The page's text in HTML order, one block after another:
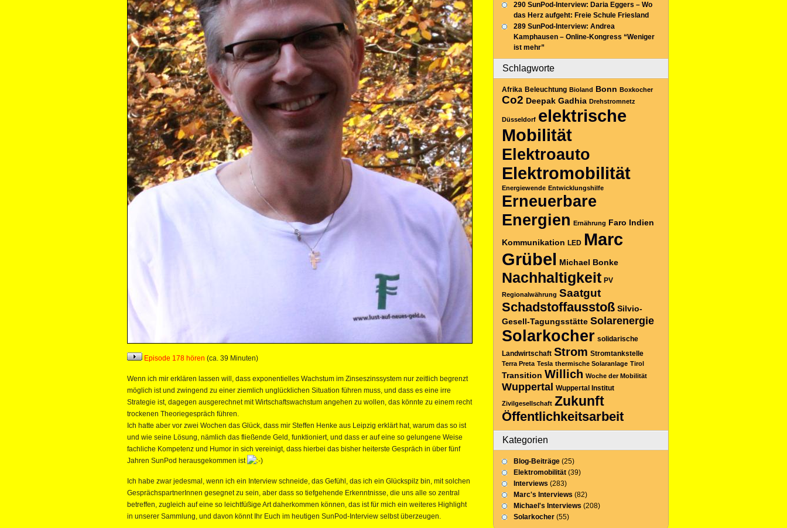
Episode 178 hören (ca. 39 Minuten)
Wenn ich mir erklären lassen will, dass exponentielles Wachstum im Zinseszinssystem nur zeitlich begrenzt
möglich ist und zwingend zu einer ziemlich unglücklichen Situation führen muss, und dass es eine irre
Strategie ist, dagegen ausgerechnet mit Wirtschaftswachstum angehen zu wollen, das könnte zu einem recht
trockenen Theoriegespräch führen.
Ich hatte aber vor zwei Wochen das Glück, dass mir Steffen Henke aus Leipzig erklärt hat, warum das so ist
und wie seine Lösung, nämlich das fließende Geld, funktioniert, und dass er auf eine so gelungene Weise
fachliche Kompetenz und Humor in sich vereinigt, dass hierbei das bisher heiterste Gespräch in über fünf
Jahren SunPod herausgekommen ist
Ich habe zwar jedesmal, wenn ich ein Interview schneide, das Gefühl, das ich ein Glückspilz bin, mit solchen
GesprächspartnerInnen gesegnet zu sein, aber dass so tiefgehende Erkenntnisse, die uns alle so zentral
betreffen, zugleich auf eine so leichtfüßige Art daherkommen können, das ist für mich ein weiteres Highlight
in unserer Sammlung, und davon könnt Ihr Euch im heutigen SunPod-Interview selbst überzeugen.
290 SunPod-Interview: Daria Eggers – Wo
das Herz aufgeht: Freie Schule Friesland
289 SunPod-Interview: Andrea
Kamphausen – Online-Kongress “Weniger
ist mehr”
Schlagworte
Afrika Beleuchtung Bioland Bonn Boxkocher
Co2 Deepak Gadhia Drehstromnetz
Düsseldorf elektrische
Mobilität
Elektroauto
Elektromobilität
Energiewende Entwicklungshilfe
Erneuerbare
Energien Ernährung Faro Indien
Kommunikation LED Marc
Grübel Michael Bonke
Nachhaltigkeit PV
Regionalwährung Saatgut
Schadstoffausstoß Silvio-
Gesell-Tagungsstätte Solarenergie
Solarkocher solidarische
Landwirtschaft Strom Stromtankstelle
Terra Preta Tesla thermische Solaranlage Tirol
Transition Willich Woche der Mobilität
Wuppertal Wuppertal Institut
Zivilgesellschaft Zukunft
Öffentlichkeitsarbeit
Kategorien
Blog-Beiträge (25)
Elektromobilität (39)
Interviews (283)
Marc's Interviews (82)
Michael's Interviews (208)
Solarkocher (55)